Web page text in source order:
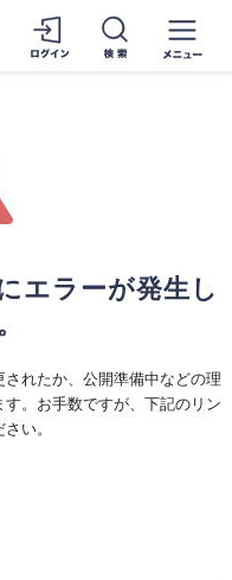
エラーが発生し
れたか、公開準備中などの理
。お手数ですが、下記のリン
い。